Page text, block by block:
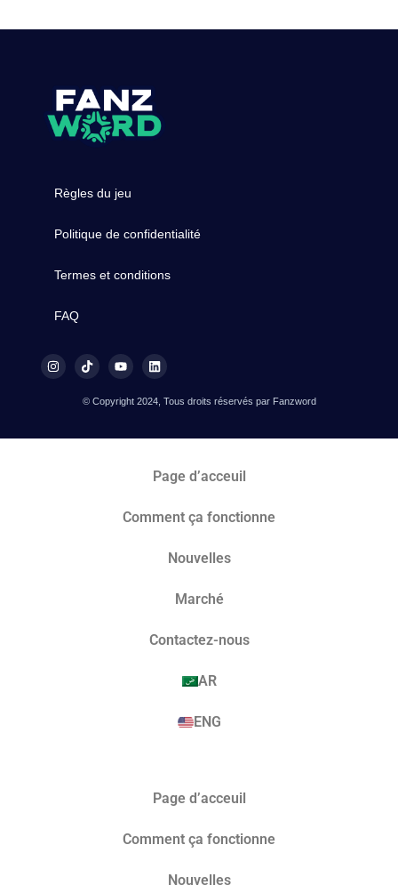
Règles du jeu
Politique de confidentialité
Termes et conditions
FAQ
© Copyright 2024, Tous droits réservés par Fanzword
Page d’acceuil
Comment ça fonctionne
Nouvelles
Marché​
Contactez-nous
AR
ENG
Page d’acceuil
Comment ça fonctionne
Nouvelles